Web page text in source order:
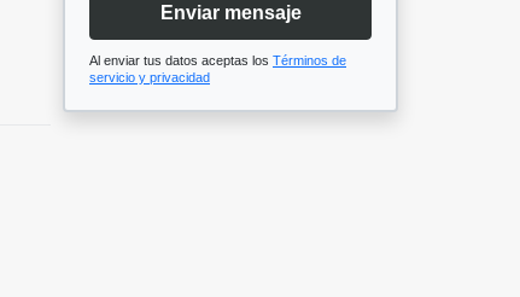
Enviar mensaje
Al enviar tus datos aceptas los Términos de
servicio y privacidad